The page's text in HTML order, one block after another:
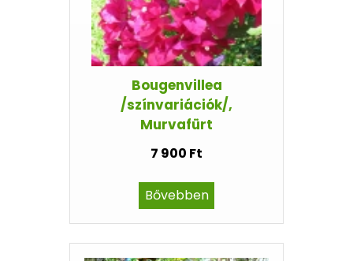
Bougenvillea
/színvariációk/,
Murvafürt
7 900 Ft
Bővebben